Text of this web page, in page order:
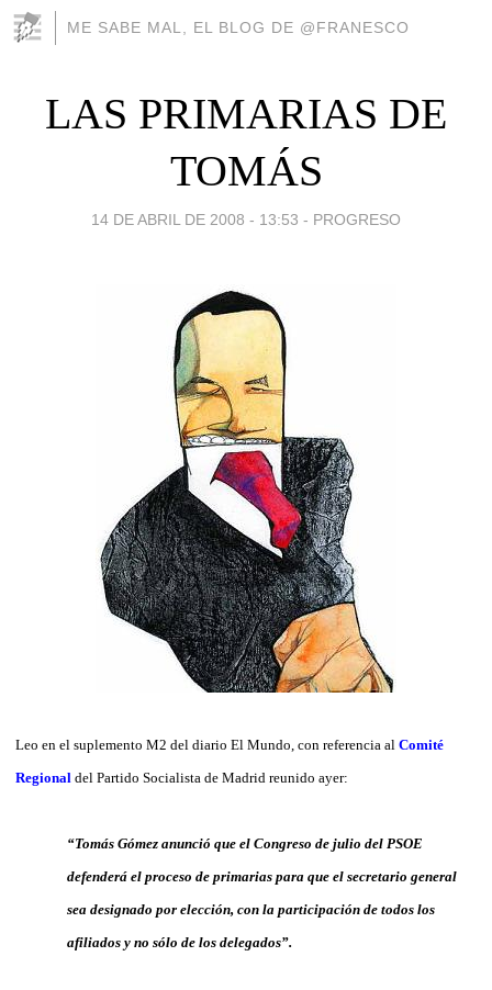
ME SABE MAL, EL BLOG DE @FRANESCO
LAS PRIMARIAS DE
TOMÁS
14 DE ABRIL DE 2008 - 13:53 - PROGRESO
Leo en el suplemento M2 del diario El Mundo, con referencia al Comité
Regional del Partido Socialista de Madrid reunido ayer:
“Tomás Gómez anunció que el Congreso de julio del PSOE
defenderá el proceso de primarias para que el secretario general
sea designado por elección, con la participación de todos los
afiliados y no sólo de los delegados”.